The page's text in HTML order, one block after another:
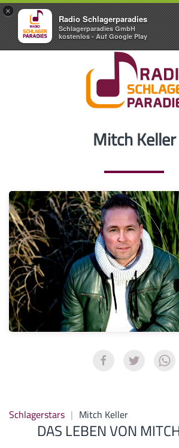
×
Radio Schlagerparadies
Schlagerparadies GmbH
kostenlos - Auf Google Play
Mitch Keller
Schlagerstars Mitch Keller
DAS LEBEN VON